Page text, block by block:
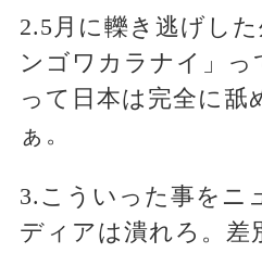
2.5月に轢き逃げし
ンゴワカラナイ」
って日本は完全に舐
ぁ。
3.こういった事をニ
ディアは潰れろ。差